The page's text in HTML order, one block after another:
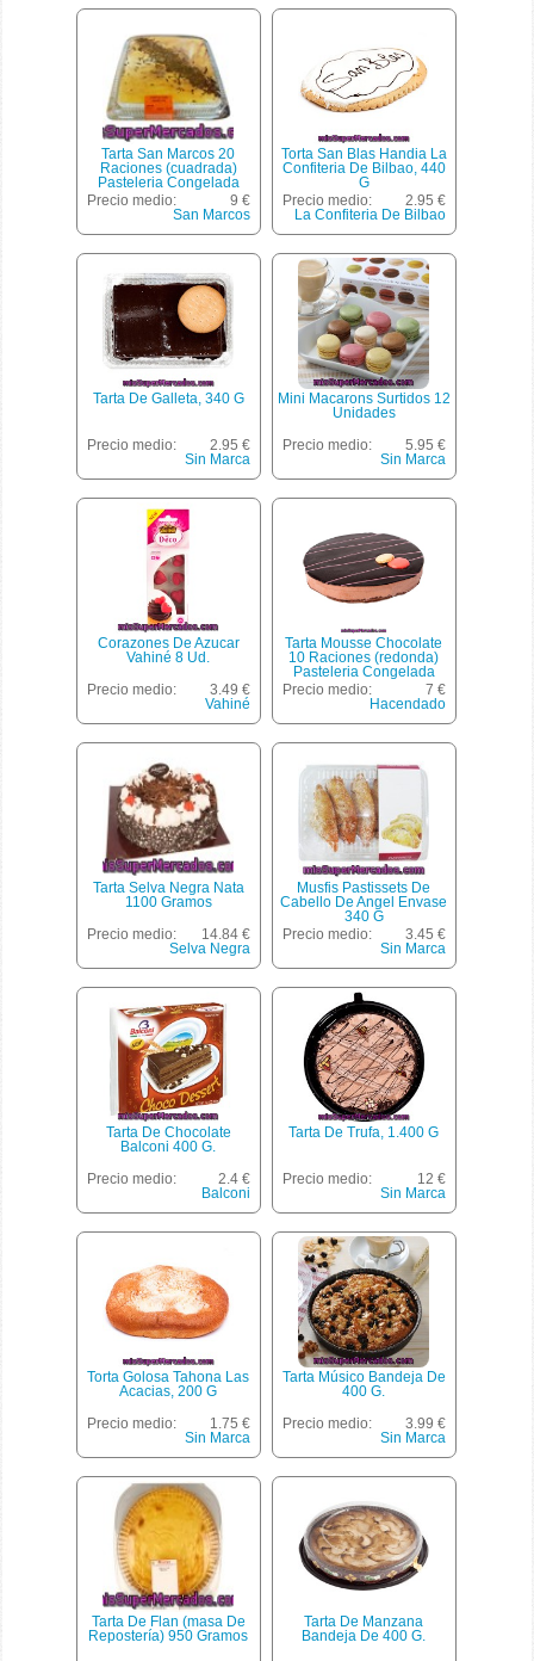
Tarta San Marcos 20
Raciones (cuadrada)
Pasteleria Congelada
Horno, Hacendado, 1 U -
1600 G
Precio medio:
9 €
San Marcos
Torta San Blas Handia La
Confiteria De Bilbao, 440
G
Precio medio:
2.95 €
La Confiteria De Bilbao
Tarta De Galleta, 340 G
Precio medio:
2.95 €
Sin Marca
Mini Macarons Surtidos 12
Unidades
Precio medio:
5.95 €
Sin Marca
Corazones De Azucar
Vahiné 8 Ud.
Precio medio:
3.49 €
Vahiné
Tarta Mousse Chocolate
10 Raciones (redonda)
Pasteleria Congelada
Horno, Hacendado, 1 U -
730 G
Precio medio:
7 €
Hacendado
Tarta Selva Negra Nata
1100 Gramos
Precio medio:
14.84 €
Selva Negra
Musfis Pastissets De
Cabello De Angel Envase
340 G
Precio medio:
3.45 €
Sin Marca
Tarta De Chocolate
Balconi 400 G.
Precio medio:
2.4 €
Balconi
Tarta De Trufa, 1.400 G
Precio medio:
12 €
Sin Marca
Torta Golosa Tahona Las
Acacias, 200 G
Precio medio:
1.75 €
Sin Marca
Tarta Músico Bandeja De
400 G.
Precio medio:
3.99 €
Sin Marca
Tarta De Flan (masa De
Repostería) 950 Gramos
Tarta De Manzana
Bandeja De 400 G.